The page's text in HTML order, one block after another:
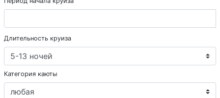
Длительность круиза
Категория каюты